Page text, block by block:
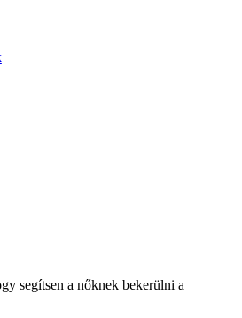
segítsen a nőknek bekerülni a